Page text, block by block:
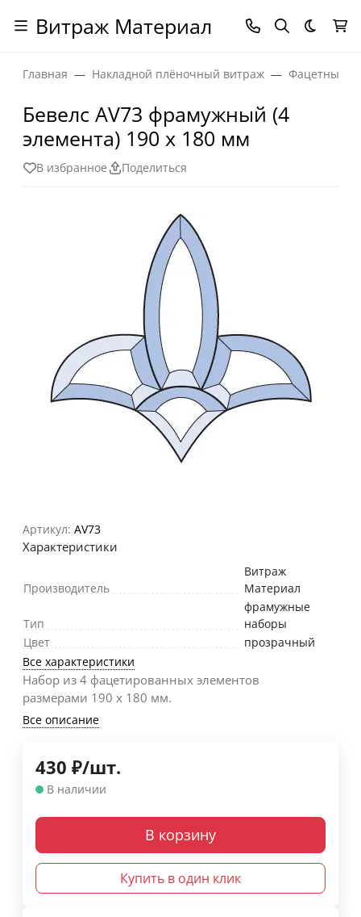
Витраж Материал Темная
Главная Накладной плёночный витраж Фацетные
Бевелс AV73 фрамужный (4
элемента) 190 х 180 мм
В избранное Поделиться
Артикул: AV73
Характеристики
Производитель
Витраж
Материал
Тип
фрамужные
наборы
Цвет
прозрачный
Все характеристики
Набор из 4 фацетированных элементов
размерами 190 х 180 мм.
Все описание
430 ₽/шт.
В наличии
В корзину
Купить в один клик